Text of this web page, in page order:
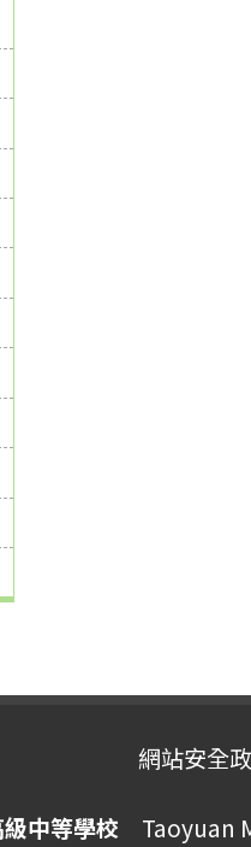
網站安全
中等學校 Taoyuan